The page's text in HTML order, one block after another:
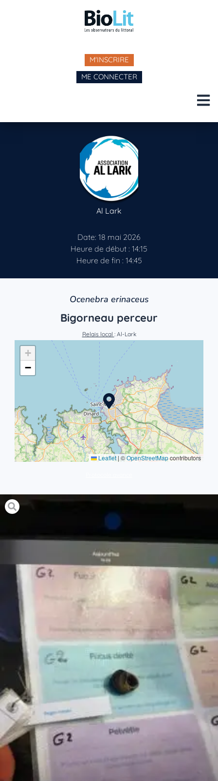
M'INSCRIRE
ME CONNECTER
Al Lark
Date: 18 mai 2026
Heure de début : 14:15
Heure de fin : 14:45
Ocenebra erinaceus
Bigorneau perceur
Relais local : Al-Lark
+
−
Leaflet | ©OpenStreetMapcontributors